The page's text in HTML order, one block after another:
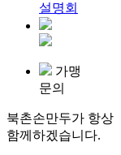
설명회
가맹
문의
북촌손만두가 항상
함께하겠습니다.